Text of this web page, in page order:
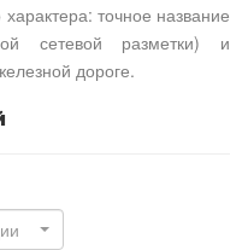
точное название
сетевой разметки) и
дороге.